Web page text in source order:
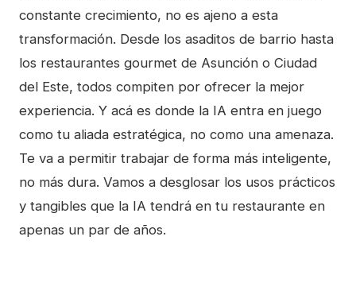
constante crecimiento, no es ajeno a esta
transformación. Desde los asaditos de barrio hasta
los restaurantes gourmet de Asunción o Ciudad
del Este, todos compiten por ofrecer la mejor
experiencia. Y acá es donde la IA entra en juego
como tu aliada estratégica, no como una amenaza.
Te va a permitir trabajar de forma más inteligente,
no más dura. Vamos a desglosar los usos prácticos
y tangibles que la IA tendrá en tu restaurante en
apenas un par de años.